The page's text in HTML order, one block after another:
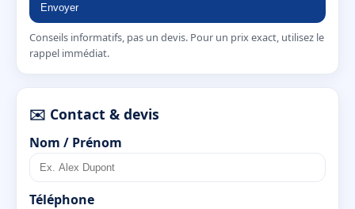
Envoyer
Conseils informatifs, pas un devis. Pour un prix exact, utilisez le
rappel immédiat.
✉️ Contact & devis
Nom / Prénom
Téléphone